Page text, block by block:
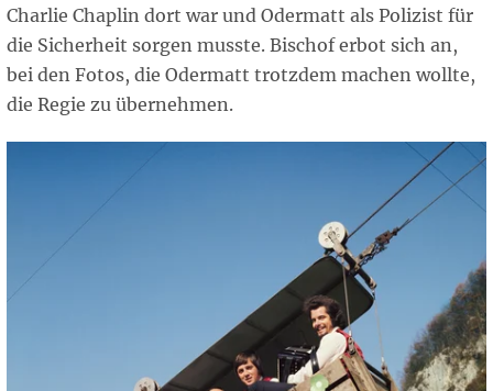
Charlie Chaplin dort war und Odermatt als Polizist für
die Sicherheit sorgen musste. Bischof erbot sich an,
bei den Fotos, die Odermatt trotzdem machen wollte,
die Regie zu übernehmen.